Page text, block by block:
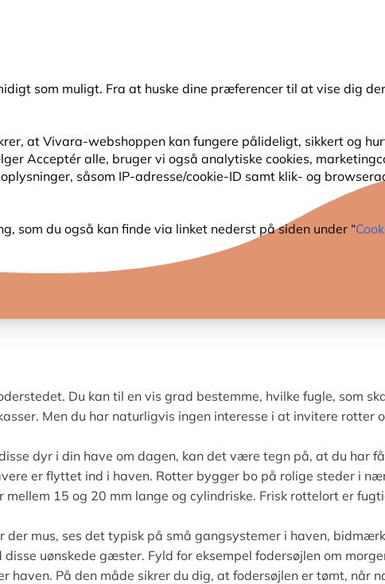
som muligt. Fra at huske dine præferencer til at vise dig
at Vivara-webshoppen kan fungere pålideligt, sikkert og
Acceptér alle, bruger vi også analytiske cookies,
såsom IP-adresse/cookie-ID samt klik- og
som du også kan finde via linket nederst på siden under “
HAVENS DYR PLANTEFRØ FUGLEKIGGERI
Du kan til en vis grad bestemme, hvilke fugle, som
Men du har naturligvis ingen interesse i at invitere rotter
dyr i din have om dagen, kan det være tegn på, at du har
er flyttet ind i haven. Rotter bygger bo på rolige steder i
15 og 20 mm lange og cylindriske. Frisk rottelort er
mus, ses det typisk på små gangsystemer i haven,
uønskede gæster. Fyld for eksempel fodersøjlen om
haven. På den måde sikrer du dig, at fodersøjlen er tømt, når